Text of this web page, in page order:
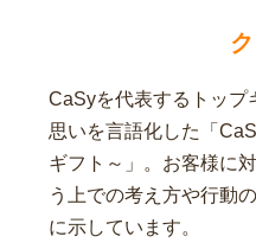
CaSyを代表するトップ
思いを言語化した「
ギフト～」。お客様に
う上での考え方や行動
に示しています。